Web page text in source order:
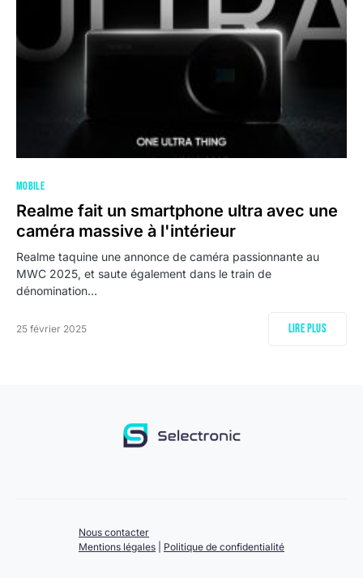
MOBILE
Realme fait un smartphone ultra avec une
caméra massive à l'intérieur
Realme taquine une annonce de caméra passionnante au
MWC 2025, et saute également dans le train de
dénomination…
25 février 2025 Lire plus
Nous contacter
Mentions légales
Politique de confidentialité